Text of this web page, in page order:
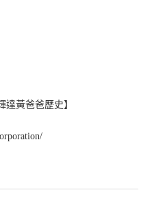
達黃爸爸歷史】